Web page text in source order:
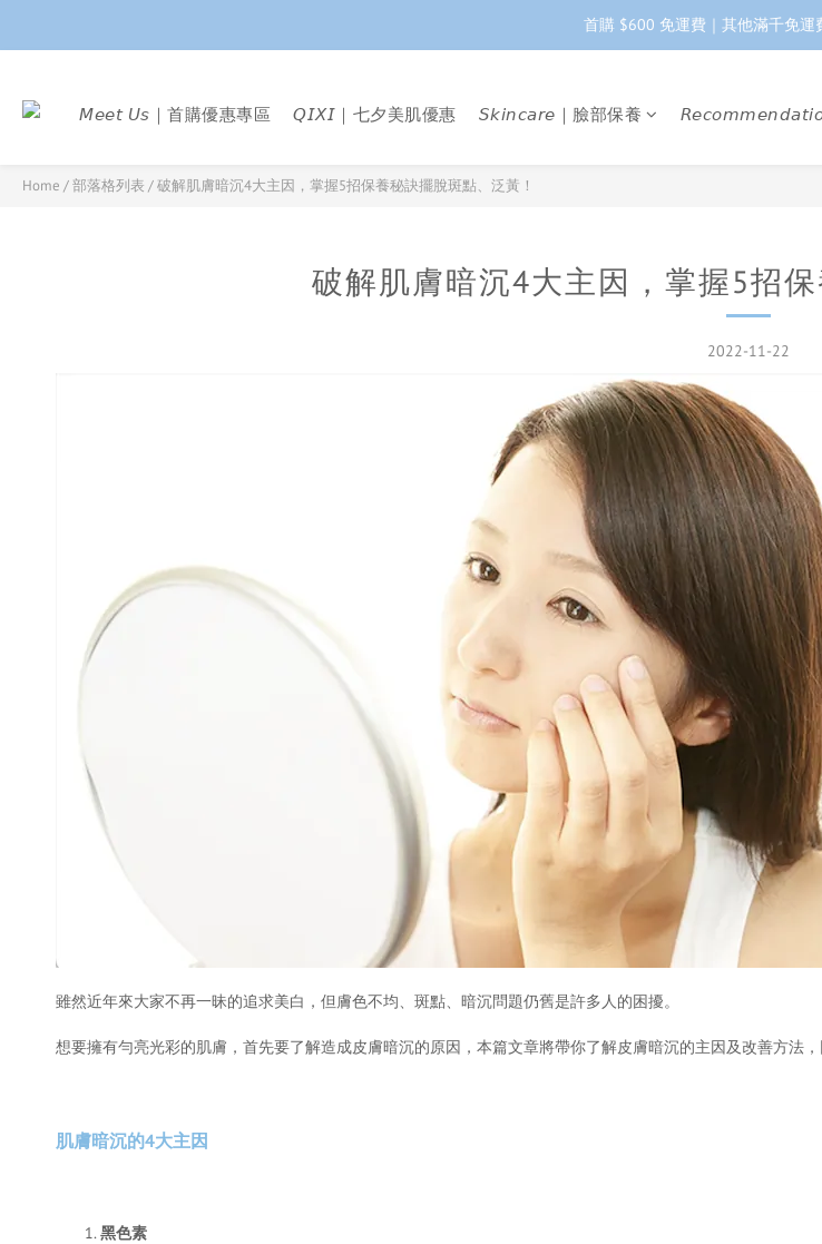
工作日下單 24小時內 快
首購 $600 免運費｜其他滿千免運
工作日下單 24小時內 快
𝘔𝘦𝘦𝘵 𝘜𝘴｜首購優惠專區 𝘘𝘐𝘟𝘐｜七夕美肌優惠 𝘚𝘬𝘪𝘯𝘤𝘢𝘳𝘦｜臉部保養
Home /部落格列表 /破解肌膚暗沉4大主因，掌握5招保養秘訣擺脫斑點、泛黃！
破解肌膚暗沉4大主因，掌握5招
2022-11-22
雖然近年來大家不再一昧的追求美白，但膚色不均、斑點、暗沉問題仍舊是許多人的困擾。
想要擁有勻亮光彩的肌膚，首先要了解造成皮膚暗沉的原因，本篇文章將帶你了解皮膚暗沉的主因及改善方法，
肌膚暗沉的4大主因
黑色素